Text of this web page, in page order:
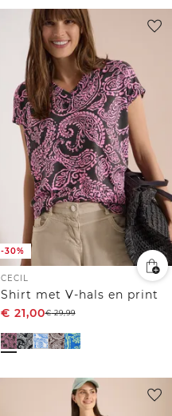
-30%
CECIL
Shirt met V-hals en print
€ 21,00€29,99